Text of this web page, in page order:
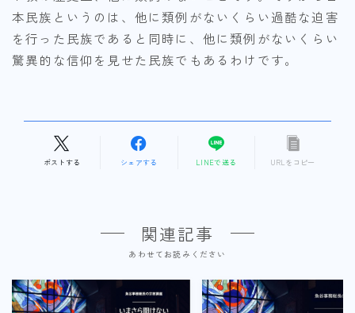
本民族というのは、他に類例がないくらい過酷な迫害
を行った民族であると同時に、他に類例がないくらい
驚異的な信仰を見せた民族でもあるわけです。
ポストする シェアする LINEで送る URLをコピー
関連記事
あわせてお読みください